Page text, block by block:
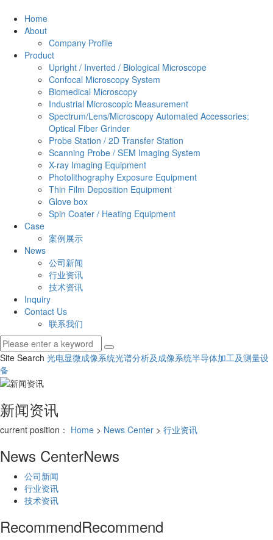
Home
About
Company Profile
Product
Upright / Inverted / Biological Microscope
Confocal Microscopy System
Biomedical Microscopy
Industrial Microscopic Measurement
Spectrum/Lens/Microscopy Automated Accessories:
Optical Fiber Grinder
Probe Station / 2D Transfer Station
Scanning Probe / SEM Imaging System
X-ray Imaging Equipment
Photolithography Exposure Equipment
Thin Film Deposition Equipment
Glove box
Spin Coater / Heating Equipment
Case
案例展示
News
公司新闻
行业资讯
技术资讯
Inquiry
Contact Us
联系我们
Site Search 光电显微成像系统光谱分析及成像系统半导体加工及测量设
备
新闻资讯
current position： Home > News Center > 行业资讯
News CenterNews
公司新闻
行业资讯
技术资讯
RecommendRecommend